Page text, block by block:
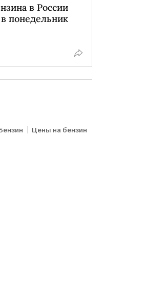
в России
понедельник
Цены на бензин